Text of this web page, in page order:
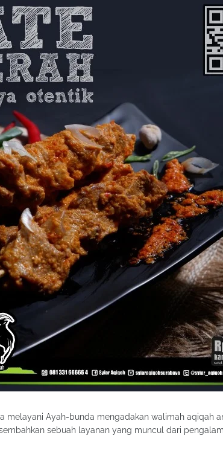
melayani Ayah-bunda mengadakan walimah aqiqah
sebuah layanan yang muncul dari